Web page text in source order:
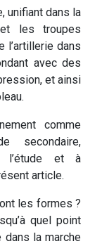
unifiant dans la
les troupes
l’artillerie dans
avec des
et ainsi
comme
secondaire,
l’étude et à
article.
les formes ?
quel point
dans la marche